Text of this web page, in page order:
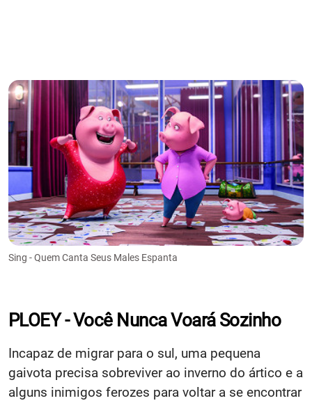
Sing - Quem Canta Seus Males Espanta
PLOEY - Você Nunca Voará Sozinho
Incapaz de migrar para o sul, uma pequena
gaivota precisa sobreviver ao inverno do ártico e a
alguns inimigos ferozes para voltar a se encontrar